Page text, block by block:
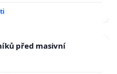
před masivní